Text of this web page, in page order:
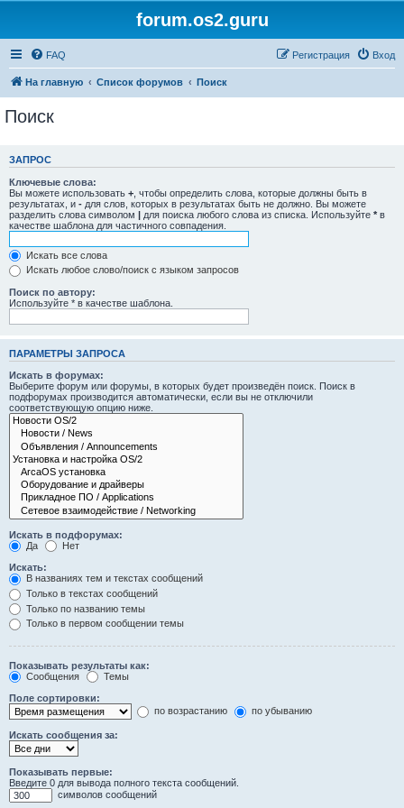
forum.os2.guru
FAQ Вход
Регистрация
На главную Список форумов Поиск
Поиск
ЗАПРОС
Ключевые слова:
Вы можете использовать + , чтобы определить слова, которые должны быть в
результатах, и - для слов, которых в результатах быть не должно. Вы можете
разделить слова символом | для поиска любого слова из списка. Используйте * в
качестве шаблона для частичного совпадения.
Искать все слова
Искать любое слово/поиск с языком запросов
Поиск по автору:
Используйте * в качестве шаблона.
ПАРАМЕТРЫ ЗАПРОСА
Искать в форумах:
Выберите форум или форумы, в которых будет произведён поиск. Поиск в
подфорумах производится автоматически, если вы не отключили
соответствующую опцию ниже.
Искать в подфорумах:
Да
Нет
Искать:
В названиях тем и текстах сообщений
Только в текстах сообщений
Только по названию темы
Только в первом сообщении темы
Показывать результаты как:
Сообщения
Темы
Поле сортировки:
по возрастанию
по убыванию
Искать сообщения за:
Показывать первые:
Введите 0 для вывода полного текста сообщений.
символов сообщений